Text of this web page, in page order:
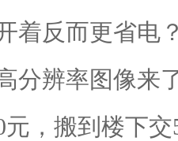
着反而更省电
分辨率图像来
，搬到楼下